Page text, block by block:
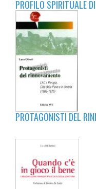
PROFILO SPIRITUALE
PROTAGONISTI DEL